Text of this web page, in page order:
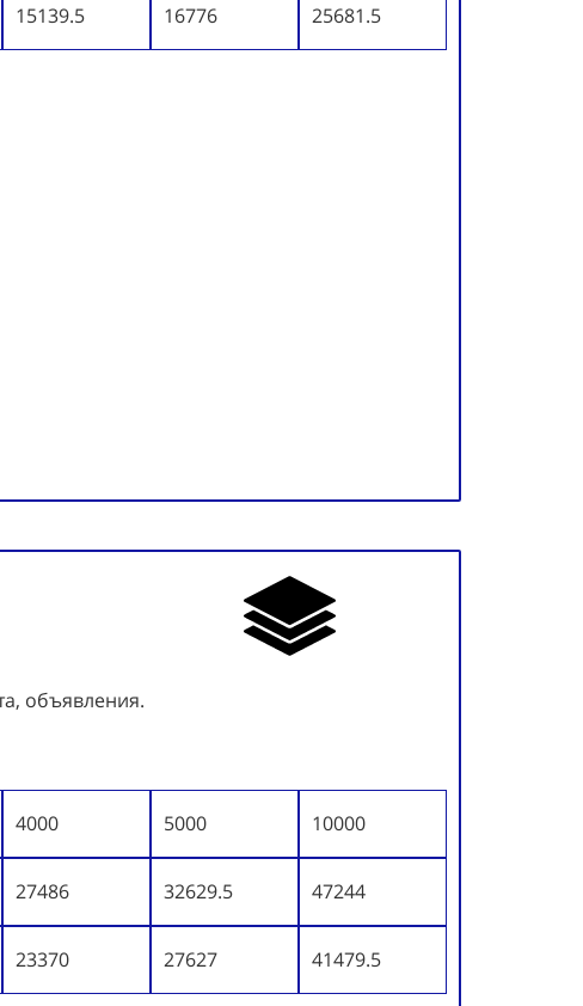
15139.5 16776 25681.5
объявления.
4000 5000 10000
27486 32629.5 47244
23370 27627 41479.5